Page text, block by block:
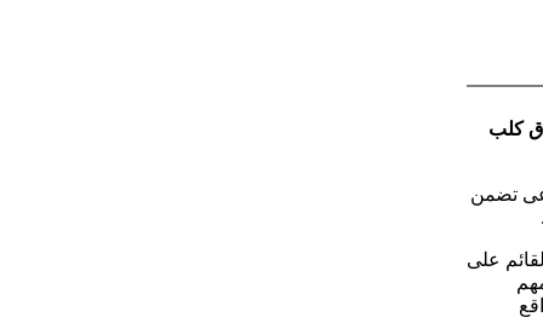
إغراق كلب
تضمن
3 أطفال وطالب "القائم على